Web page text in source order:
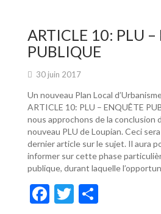
o
o
k
er
ARTICLE 10: PLU –
PUBLIQUE
30 juin 2017
Un nouveau Plan Local
ARTICLE 10: PLU – ENQUÊTE
nous approchons de la conclusion
nouveau PLU de Loupian. Ceci
dernier article sur le sujet. Il aura
informer sur cette phase
publique, durant laquelle
F
T